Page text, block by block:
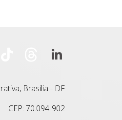
Brasília - DF
CEP: 70.094-902